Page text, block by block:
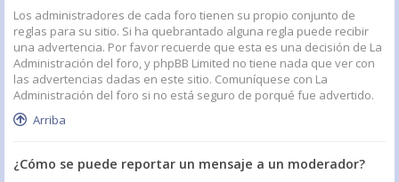
Los administradores de cada foro tienen su propio conjunto de
reglas para su sitio. Si ha quebrantado alguna regla puede recibir
una advertencia. Por favor recuerde que esta es una decisión de La
Administración del foro, y phpBB Limited no tiene nada que ver con
las advertencias dadas en este sitio. Comuníquese con La
Administración del foro si no está seguro de porqué fue advertido.
Arriba
¿Cómo se puede reportar un mensaje a un moderador?